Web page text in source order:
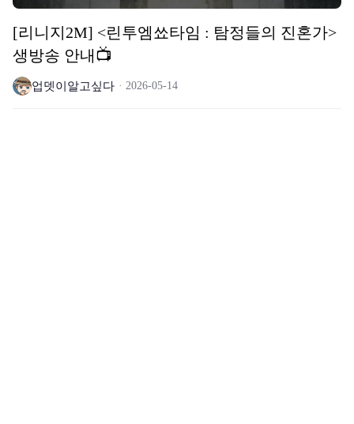
[리니지2M] <린투엠쑈타임 : 탐정들의 진혼가>
생방송 안내📺
업뎃이알고싶다 2026-05-14